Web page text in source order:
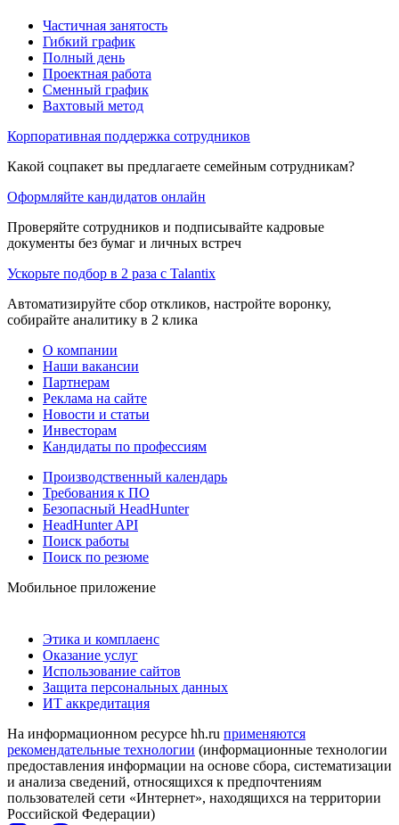
Частичная занятость
Гибкий график
Полный день
Проектная работа
Сменный график
Вахтовый метод
Корпоративная поддержка сотрудников
Какой соцпакет вы предлагаете семейным сотрудникам?
Оформляйте кандидатов онлайн
Проверяйте сотрудников и подписывайте кадровые
документы без бумаг и личных встреч
Ускорьте подбор в 2 раза с Talantix
Автоматизируйте сбор откликов, настройте воронку,
собирайте аналитику в 2 клика
О компании
Наши вакансии
Партнерам
Реклама на сайте
Новости и статьи
Инвесторам
Кандидаты по профессиям
Производственный календарь
Требования к ПО
Безопасный HeadHunter
HeadHunter API
Поиск работы
Поиск по резюме
Мобильное приложение
Этика и комплаенс
Оказание услуг
Использование сайтов
Защита персональных данных
ИТ аккредитация
На информационном ресурсе hh.ru применяются
рекомендательные технологии (информационные технологии
предоставления информации на основе сбора, систематизации
и анализа сведений, относящихся к предпочтениям
пользователей сети «Интернет», находящихся на территории
Российской Федерации)